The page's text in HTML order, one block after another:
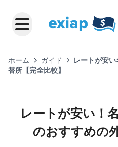
ホーム ガイド
レートが安
替所【完全比較】
レートが安い！
のおすすめの